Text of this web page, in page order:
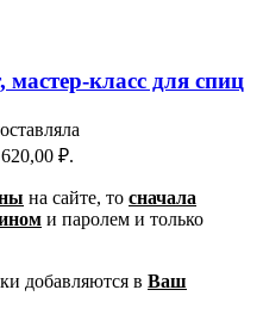
класс для спиц
₽.
на сайте, то сначала
и паролем и только
добавляются в Ваш